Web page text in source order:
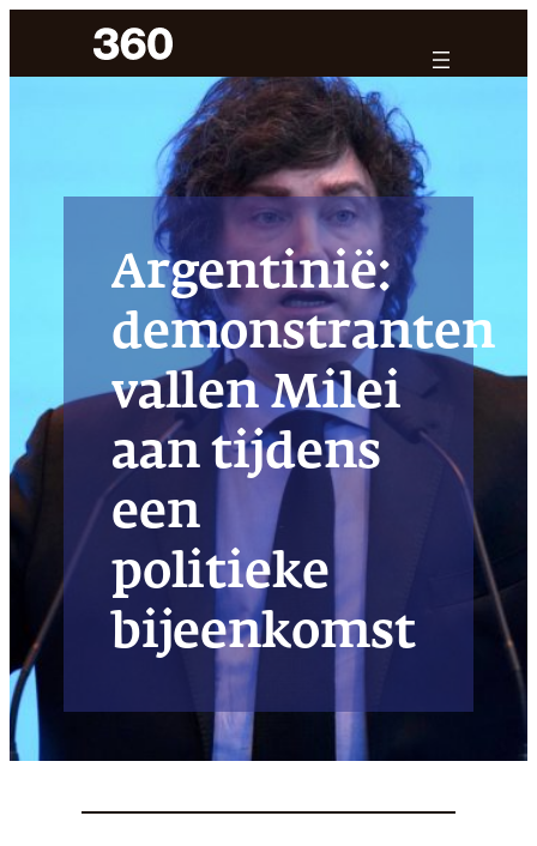
Argentinië:
demonstranten
vallen Milei
aan tijdens
een
politieke
bijeenkomst